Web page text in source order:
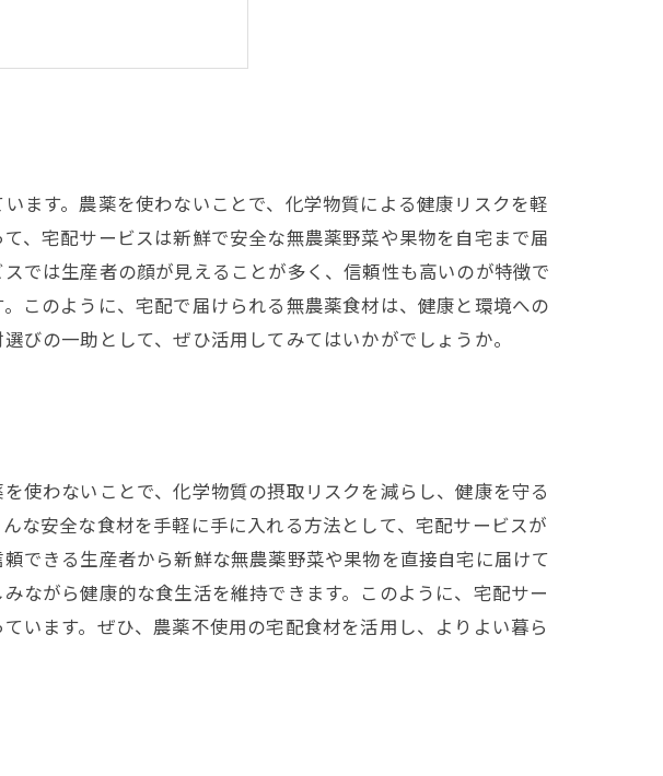
自宅に届ける方法
の嬉しいメリット
手軽に始めるポイント
ます。農薬を使わないことで、化学物質による健康リスクを軽
、宅配サービスは新鮮で安全な無農薬野菜や果物を自宅まで届
では生産者の顔が見えることが多く、信頼性も高いのが特徴で
このように、宅配で届けられる無農薬食材は、健康と環境への
びの一助として、ぜひ活用してみてはいかがでしょうか。
使わないことで、化学物質の摂取リスクを減らし、健康を守る
な安全な食材を手軽に手に入れる方法として、宅配サービスが
できる生産者から新鮮な無農薬野菜や果物を直接自宅に届けて
ながら健康的な食生活を維持できます。このように、宅配サー
います。ぜひ、農薬不使用の宅配食材を活用し、よりよい暮ら